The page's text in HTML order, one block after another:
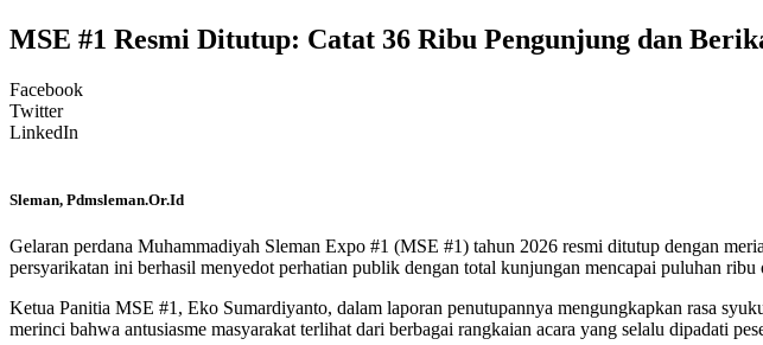
MSE #1 Resmi Ditutup: Catat 36 Ribu Pengunjung dan
Facebook
Twitter
LinkedIn
Sleman, Pdmsleman.Or.Id
Gelaran perdana Muhammadiyah Sleman Expo #1 (MSE #1) tahun 2026 resmi ditutup dengan
persyarikatan ini berhasil menyedot perhatian publik dengan total kunjungan mencapai puluhan ribu
Ketua Panitia MSE #1, Eko Sumardiyanto, dalam laporan penutupannya mengungkapkan rasa
merinci bahwa antusiasme masyarakat terlihat dari berbagai rangkaian acara yang selalu dipadati